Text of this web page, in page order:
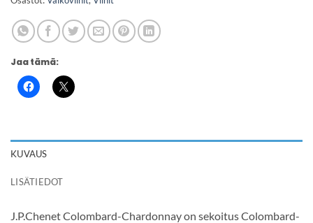
Jaa tämä:
KUVAUS
LISÄTIEDOT
J.P.Chenet Colombard-Chardonnay on sekoitus Colombard-